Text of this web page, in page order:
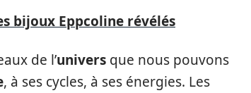
bijoux Eppcoline révélés
de l’univers que nous pouvons
, à ses cycles, à ses énergies. Les